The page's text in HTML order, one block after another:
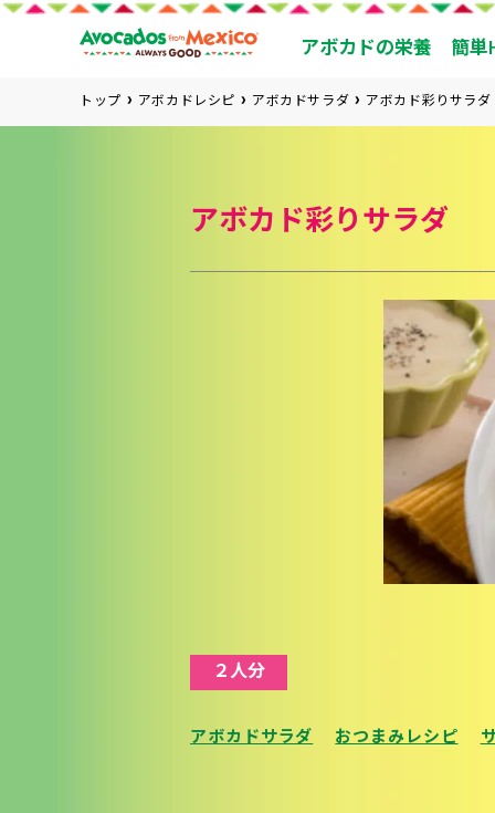
アボカドの栄養 簡単
トップ アボカドレシピ アボカドサラダ アボカド彩りサラダ
アボカド彩りサラダ
２人分
アボカドサラダ おつまみレシピ